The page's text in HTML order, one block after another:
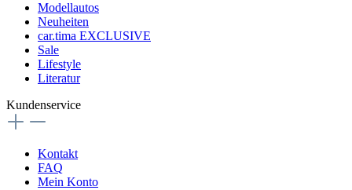
Modellautos
Neuheiten
car.tima EXCLUSIVE
Sale
Lifestyle
Literatur
Kundenservice
Kontakt
FAQ
Mein Konto